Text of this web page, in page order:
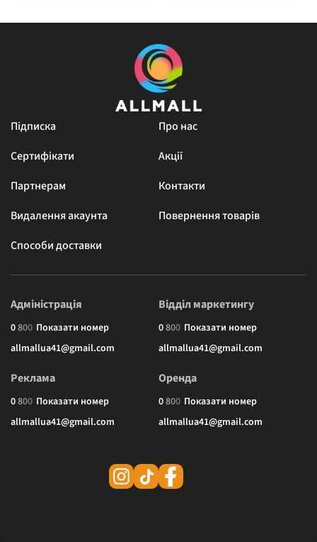
Підписка
Про нас
Сертифікати
Акції
Партнерам
Контакти
Видалення акаунта
Повернення товарів
Способи доставки
Адміністрація
0800 Показати номер
allmallua41@gmail.com
Відділ маркетингу
0800 Показати номер
allmallua41@gmail.com
Реклама
0800 Показати номер
allmallua41@gmail.com
Оренда
0800 Показати номер
allmallua41@gmail.com